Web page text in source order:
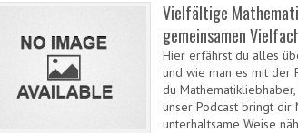
Vielfältige
gemeinsamen
Hier erfährst du alles
und wie man es mit der
du
unser Podcast bringt dir
unterhaltsame Weise